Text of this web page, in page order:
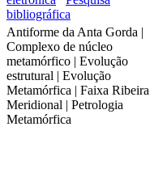
bibliográfica
Antiforme da Anta Gorda |
Complexo de núcleo
metamórfico | Evolução
estrutural | Evolução
Metamórfica | Faixa Ribeira
Meridional | Petrologia
Metamórfica